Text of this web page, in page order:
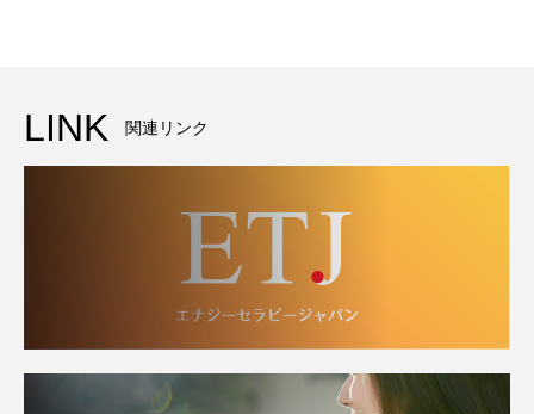
LINK 関連リンク